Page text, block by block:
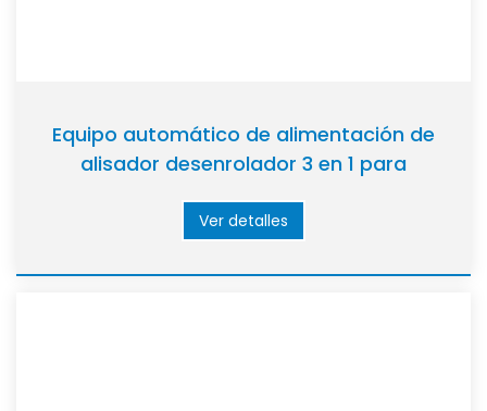
Equipo automático de alimentación de
alisador desenrolador 3 en 1 para
Ver detalles